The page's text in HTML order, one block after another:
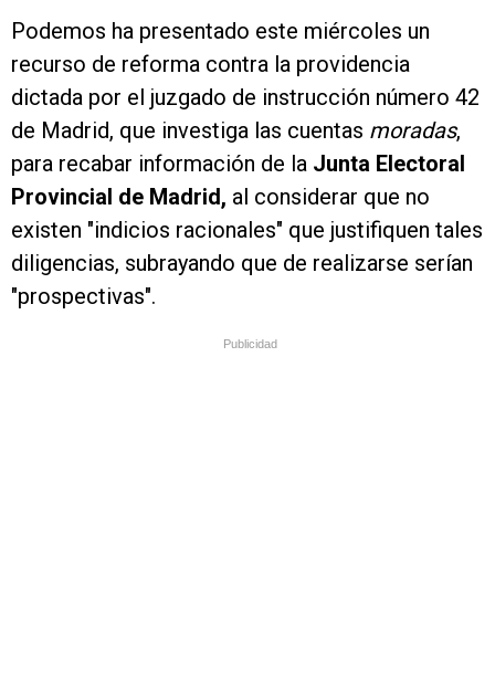
Podemos ha presentado este miércoles un
recurso de reforma contra la providencia
dictada por el juzgado de instrucción número 42
de Madrid, que investiga las cuentas moradas,
para recabar información de la Junta Electoral
Provincial de Madrid, al considerar que no
existen "indicios racionales" que justifiquen tales
diligencias, subrayando que de realizarse serían
"prospectivas".
Publicidad